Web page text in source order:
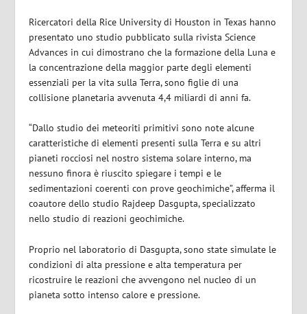
Ricercatori della Rice University di Houston in Texas hanno
presentato uno studio pubblicato sulla rivista Science
Advances in cui dimostrano che la formazione della Luna e
la concentrazione della maggior parte degli elementi
essenziali per la vita sulla Terra, sono figlie di una
collisione planetaria avvenuta 4,4 miliardi di anni fa.
“Dallo studio dei meteoriti primitivi sono note alcune
caratteristiche di elementi presenti sulla Terra e su altri
pianeti rocciosi nel nostro sistema solare interno, ma
nessuno finora è riuscito spiegare i tempi e le
sedimentazioni coerenti con prove geochimiche”, afferma il
coautore dello studio Rajdeep Dasgupta, specializzato
nello studio di reazioni geochimiche.
Proprio nel laboratorio di Dasgupta, sono state simulate le
condizioni di alta pressione e alta temperatura per
ricostruire le reazioni che avvengono nel nucleo di un
pianeta sotto intenso calore e pressione.